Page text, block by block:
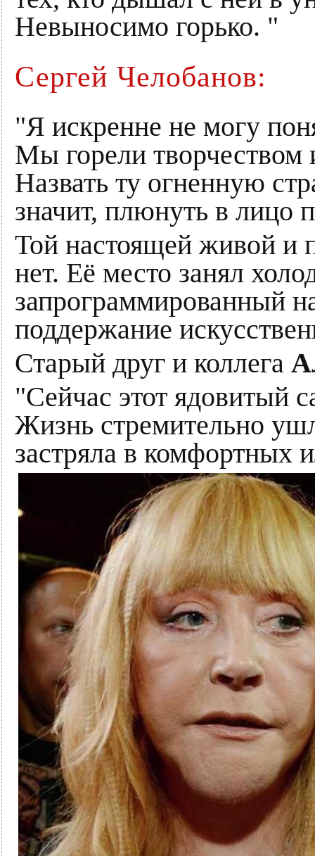
Невыносимо горько. "
Сергей Челобанов:
"Я искренне не могу
Мы горели творчеством
Назвать ту огненную
значит, плюнуть в лицо
Той настоящей живой
нет. Её место занял
запрограммированный
поддержание
Старый друг и коллега
"Сейчас этот ядовитый
Жизнь стремительно
застряла в комфортных